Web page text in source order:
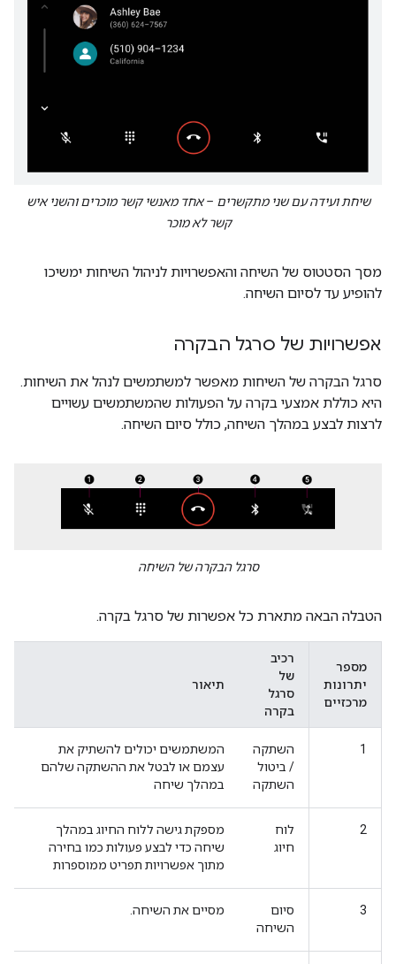
שיחת ועידה עם שני מתקשרים – אחד מאנשי קשר מוכרים והשני איש
קשר לא מוכר
מסך הסטטוס של השיחה והאפשרויות לניהול השיחות ימשיכו
להופיע עד לסיום השיחה.
אפשרויות של סרגל הבקרה
סרגל הבקרה של השיחות מאפשר למשתמשים לנהל את השיחות.
היא כוללת אמצעי בקרה על הפעולות שהמשתמשים עשויים
לרצות לבצע במהלך השיחה, כולל סיום השיחה.
סרגל הבקרה של השיחה
הטבלה הבאה מתארת כל אפשרות של סרגל בקרה.
מספר
יתרונות
מרכזיים
רכיב
של
סרגל
בקרה
תיאור
1
השתקה
/ ביטול
השתקה
המשתמשים יכולים להשתיק את
עצמם או לבטל את ההשתקה שלהם
במהלך שיחה
2
לוח
חיוג
מספקת גישה ללוח החיוג במהלך
שיחה כדי לבצע פעולות כמו בחירה
מתוך אפשרויות תפריט ממוספרות
3
סיום
השיחה
מסיים את השיחה.